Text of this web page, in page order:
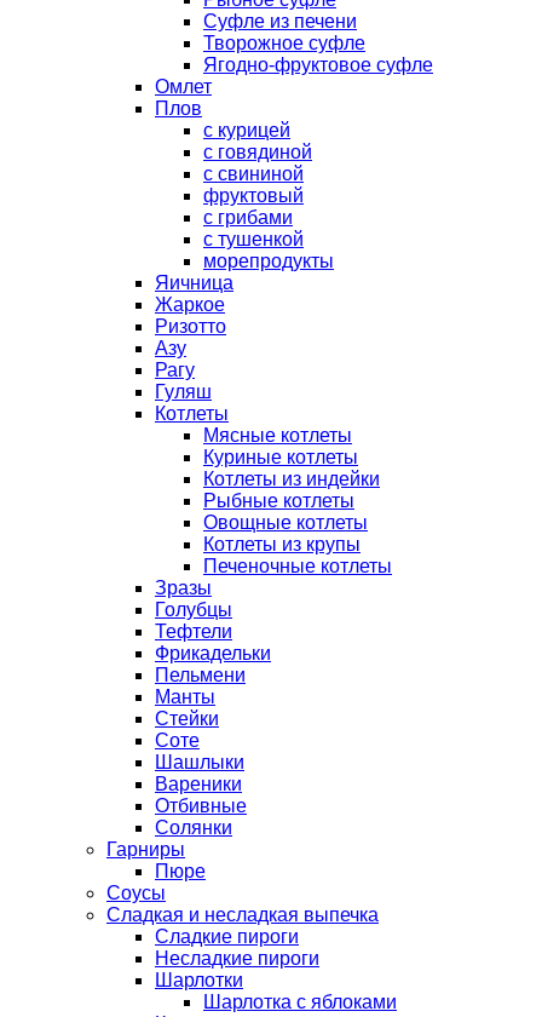
Суфле из печени
Творожное суфле
Ягодно-фруктовое суфле
Омлет
Плов
с курицей
с говядиной
с свининой
фруктовый
с грибами
с тушенкой
морепродукты
Яичница
Жаркое
Ризотто
Азу
Рагу
Гуляш
Котлеты
Мясные котлеты
Куриные котлеты
Котлеты из индейки
Рыбные котлеты
Овощные котлеты
Котлеты из крупы
Печеночные котлеты
Зразы
Голубцы
Тефтели
Фрикадельки
Пельмени
Манты
Стейки
Соте
Шашлыки
Вареники
Отбивные
Солянки
Гарниры
Пюре
Соусы
Сладкая и несладкая выпечка
Сладкие пироги
Несладкие пироги
Шарлотки
Шарлотка с яблоками